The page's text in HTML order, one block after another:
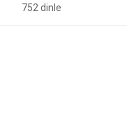
752 dinle